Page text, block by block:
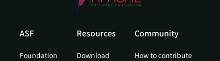
ASF
Foundation
Resources
Download
Community
How to contribute